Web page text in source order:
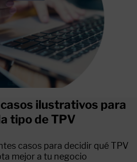
ilustrativos para
tipo de TPV
casos para decidir qué TPV
mejor a tu negocio